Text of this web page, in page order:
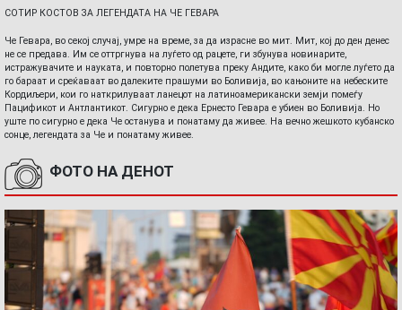
СОТИР КОСТОВ ЗА ЛЕГЕНДАТА НА ЧЕ ГЕВАРА
Че Гевара, во секој случај, умре на време, за да израсне во мит. Мит, кој до ден денес
не се предава. Им се оттргнува на луѓето од рацете, ги збунува новинарите,
истражувачите и науката, и повторно полетува преку Андите, како би могле луѓето да
го бараат и среќаваат во далеките прашуми во Боливија, во кањоните на небеските
Кордиљери, кои го наткрилуваат ланецот на латиноамерикански земји помеѓу
Пацификот и Антлантикот. Сигурно е дека Ернесто Гевара е убиен во Боливија. Но
уште по сигурно е дека Че останува и понатаму да живее. На вечно жешкото кубанско
сонце, легендата за Че и понатаму живее.
ФОТО НА ДЕНОТ